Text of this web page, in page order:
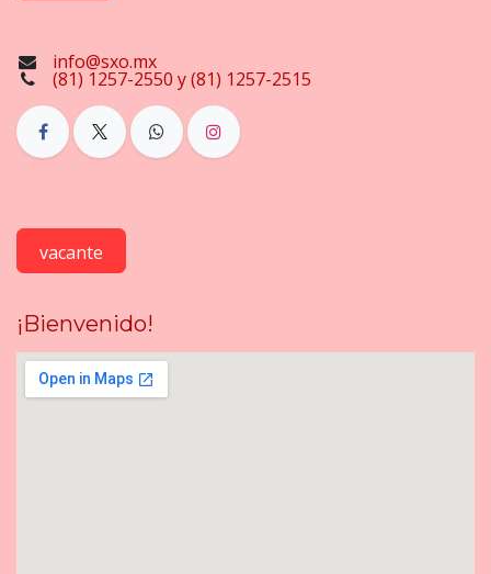
info@sxo.mx
(81) 1257-2550 y (81) 1257-2515
vacante
¡Bienvenido!